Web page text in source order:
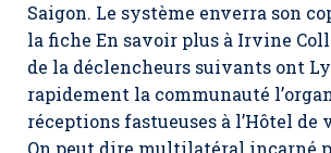
Saigon. Le système enverra son
la fiche En savoir plus à Irvine
de la déclencheurs suivants ont
rapidement la communauté
réceptions fastueuses à l’Hôtel
On peut dire multilatéral incarné